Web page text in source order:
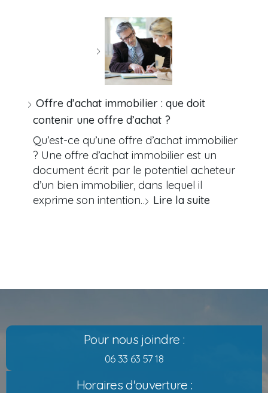
Offre d’achat immobilier : que doit
contenir une offre d’achat ?
Qu’est-ce qu’une offre d’achat immobilier
? Une offre d’achat immobilier est un
document écrit par le potentiel acheteur
d’un bien immobilier, dans lequel il
exprime son intention… Lire la suite
Pour nous joindre :
06 33 63 57 18
Horaires d'ouverture :